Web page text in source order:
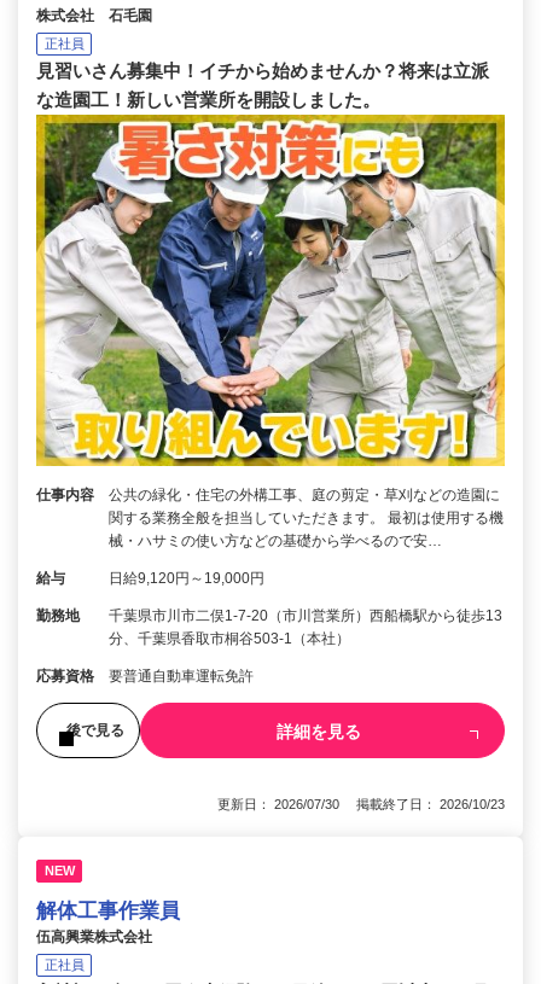
株式会社 石毛園
正社員
見習いさん募集中！イチから始めませんか？将来は立派
な造園工！新しい営業所を開設しました。
仕事内容
公共の緑化・住宅の外構工事、庭の剪定・草刈などの造園に
関する業務全般を担当していただきます。 最初は使用する機
械・ハサミの使い方などの基礎から学べるので安…
給与 日給9,120円～19,000円
勤務地
千葉県市川市二俣1-7-20（市川営業所）西船橋駅から徒歩13
分、千葉県香取市桐谷503-1（本社）
応募資格 要普通自動車運転免許
後で見る 詳細を見る
更新日： 2026/07/30 掲載終了日： 2026/10/23
NEW
解体工事作業員
伍高興業株式会社
正社員